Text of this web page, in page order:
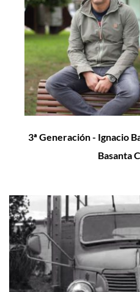
3ª Generación - Ignacio
Basanta